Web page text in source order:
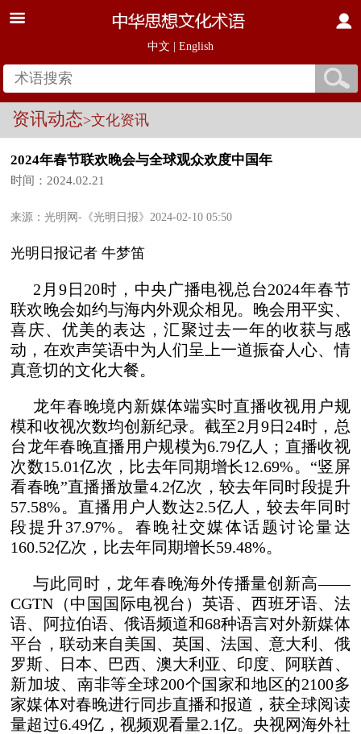
中文 English
资讯动态>文化资讯
2024年春节联欢晚会与全球观众欢度中国年
时间：2024.02.21
来源：光明网-《光明日报》2024-02-10 05:50
光明日报记者 牛梦笛
2月9日20时，中央广播电视总台2024年春节
联欢晚会如约与海内外观众相见。晚会用平实、
喜庆、优美的表达，汇聚过去一年的收获与感
动，在欢声笑语中为人们呈上一道振奋人心、情
真意切的文化大餐。
龙年春晚境内新媒体端实时直播收视用户规
模和收视次数均创新纪录。截至2月9日24时，总
台龙年春晚直播用户规模为6.79亿人；直播收视
次数15.01亿次，比去年同期增长12.69%。“竖屏
看春晚”直播播放量4.2亿次，较去年同时段提升
57.58%。直播用户人数达2.5亿人，较去年同时
段提升37.97%。春晚社交媒体话题讨论量达
160.52亿次，比去年同期增长59.48%。
与此同时，龙年春晚海外传播量创新高——
CGTN（中国国际电视台）英语、西班牙语、法
语、阿拉伯语、俄语频道和68种语言对外新媒体
平台，联动来自美国、英国、法国、意大利、俄
罗斯、日本、巴西、澳大利亚、印度、阿联酋、
新加坡、南非等全球200个国家和地区的2100多
家媒体对春晚进行同步直播和报道，获全球阅读
量超过6.49亿，视频观看量2.1亿。央视网海外社